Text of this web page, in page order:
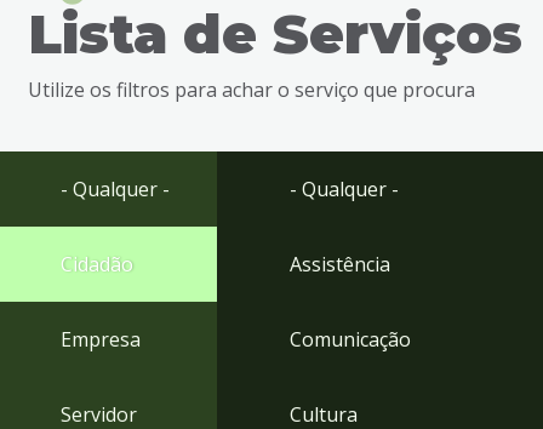
busca
Ir
rodapé
Lista de Serviços
Utilize os filtros para achar o serviço que procura
- Qualquer -
Cidadão
Empresa
Servidor
- Qualquer -
Assistência
Comunicação
Cultura